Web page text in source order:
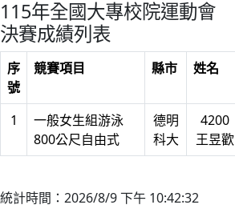
115年全國大專校院運動會
決賽成績列表
序
號
競賽項目 縣市 姓名
1
一般女生組游泳
800公尺自由式
德明
科大
4200
王昱歡
統計時間：2026/8/9 下午 10:42:32